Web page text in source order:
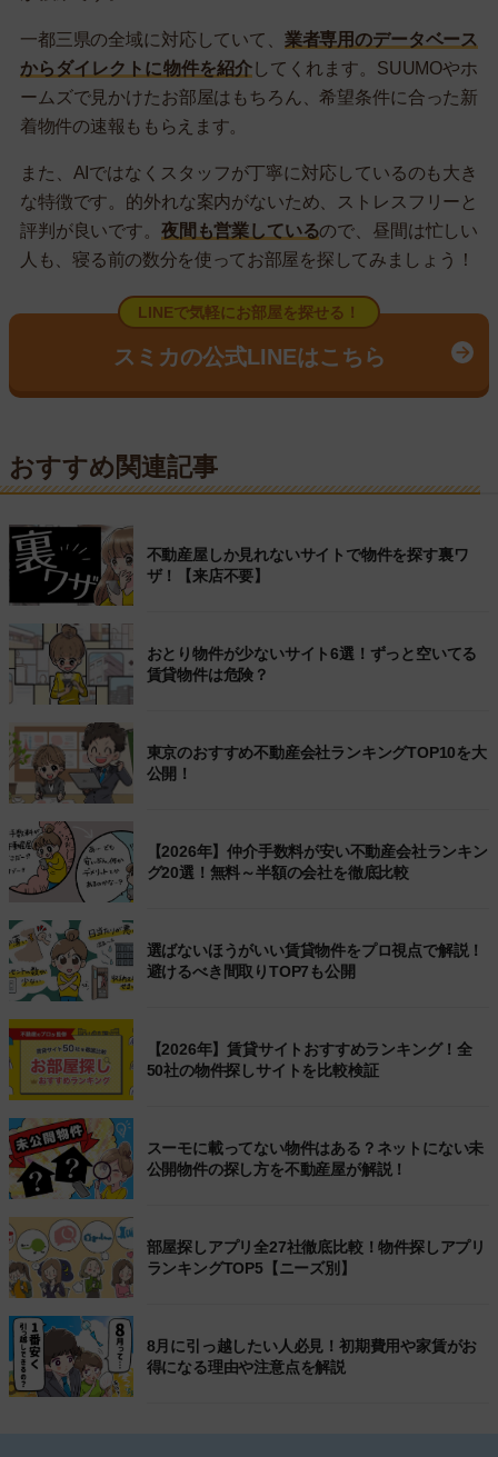
一都三県の全域に対応していて、 業者専用のデータベース
からダイレクトに物件を紹介してくれます。SUUMOやホ
ームズで見かけたお部屋はもちろん、希望条件に合った新
着物件の速報ももらえます。
また、AIではなくスタッフが丁寧に対応しているのも大き
な特徴です。的外れな案内がないため、ストレスフリーと
評判が良いです。 夜間も営業しているので、昼間は忙しい
人も、寝る前の数分を使ってお部屋を探してみましょう！
LINEで気軽にお部屋を探せる！
スミカの公式LINEはこちら
おすすめ関連記事
不動産屋しか見れないサイトで物件を探す裏ワ
ザ！【来店不要】
おとり物件が少ないサイト6選！ずっと空いてる
賃貸物件は危険？
東京のおすすめ不動産会社ランキングTOP10を大
公開！
【2026年】仲介手数料が安い不動産会社ランキン
グ20選！無料～半額の会社を徹底比較
選ばないほうがいい賃貸物件をプロ視点で解説！
避けるべき間取りTOP7も公開
【2026年】賃貸サイトおすすめランキング！全
50社の物件探しサイトを比較検証
スーモに載ってない物件はある？ネットにない未
公開物件の探し方を不動産屋が解説！
部屋探しアプリ全27社徹底比較！物件探しアプリ
ランキングTOP5【ニーズ別】
8月に引っ越したい人必見！初期費用や家賃がお
得になる理由や注意点を解説